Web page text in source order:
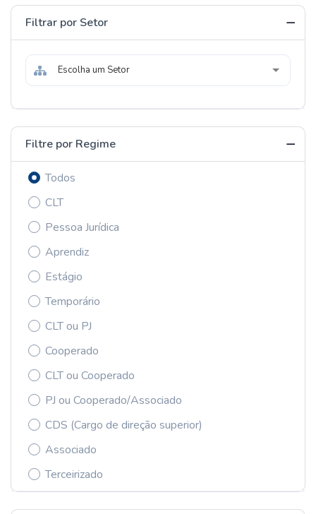
Filtrar por Setor
Escolha um Setor
Filtre por Regime
Todos
CLT
Pessoa Jurídica
Aprendiz
Estágio
Temporário
CLT ou PJ
Cooperado
CLT ou Cooperado
PJ ou Cooperado/Associado
CDS (Cargo de direção superior)
Associado
Terceirizado